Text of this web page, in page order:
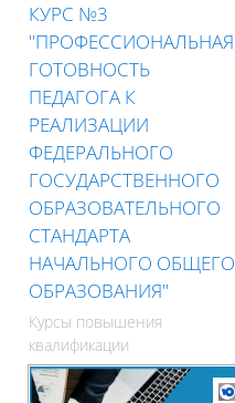
КУРС №3
"ПРОФЕССИОНАЛЬНАЯ
ГОТОВНОСТЬ
ПЕДАГОГА К
РЕАЛИЗАЦИИ
ФЕДЕРАЛЬНОГО
ГОСУДАРСТВЕННОГО
ОБРАЗОВАТЕЛЬНОГО
СТАНДАРТА
НАЧАЛЬНОГО ОБЩЕГО
ОБРАЗОВАНИЯ"
Курсы повышения
квалификации